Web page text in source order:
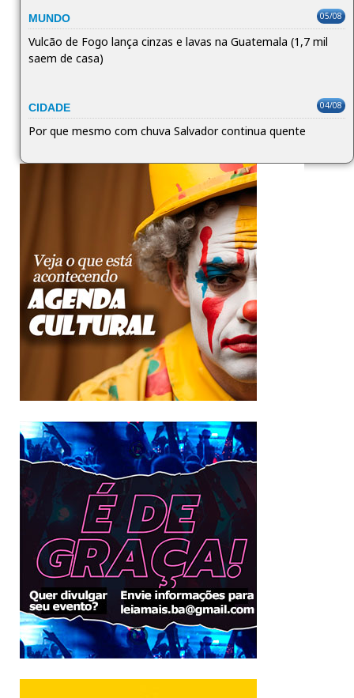
MUNDO 05/08
Vulcão de Fogo lança cinzas e lavas na Guatemala (1,7 mil
saem de casa)
CIDADE 04/08
Por que mesmo com chuva Salvador continua quente